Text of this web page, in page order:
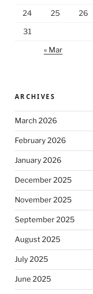
24 25 26
31
« Mar
ARCHIVES
March 2026
February 2026
January 2026
December 2025
November 2025
September 2025
August 2025
July 2025
June 2025